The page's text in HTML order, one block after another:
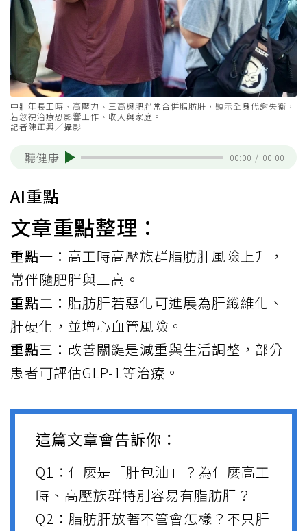
中壯年長工時、高壓力、三高與肥胖常合併脂肪肝，顯示全身代謝失衡，
若忽視治療恐影響工作、收入與家庭。
記者陳正興／攝影
聽健康 00:00 / 00:00
AI重點
文章重點整理：
重點一： 高工時高壓族群脂肪肝風險上升，
常伴隨肥胖與三高。
重點二： 脂肪肝若惡化可進展為肝纖維化、
肝硬化，並增心血管風險。
重點三： 改善關鍵是減重與生活調整，部分
患者可評估GLP-1等治療。
這篇文章會告訴你：
Q1：什麼是「肝包油」？為什麼高工
時、高壓族群特別容易有脂肪肝 ？
Q2：脂肪肝放著不管會怎樣？不只肝